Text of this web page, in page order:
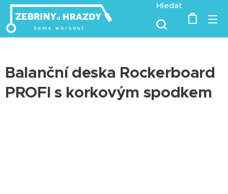
Hledat
Balanční deska Rockerboard
PROFI s korkovým spodkem